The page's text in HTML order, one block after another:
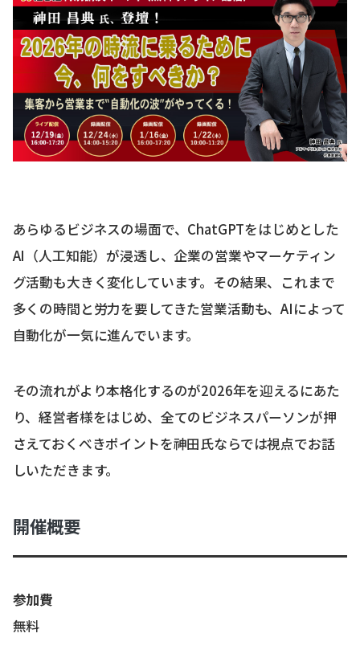
あらゆるビジネスの場面で、ChatGPTをはじめとした
AI（人工知能）が浸透し、企業の営業やマーケティン
グ活動も大きく変化しています。その結果、これまで
多くの時間と労力を要してきた営業活動も、AIによって
自動化が一気に進んでいます。
その流れがより本格化するのが2026年を迎えるにあた
り、経営者様をはじめ、全てのビジネスパーソンが押
さえておくべきポイントを神田氏ならでは視点でお話
しいただきます。
開催概要
参加費
無料